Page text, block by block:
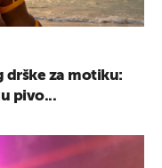
drške za motiku:
pivo...